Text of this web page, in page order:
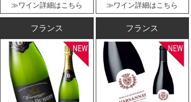
≫ワイン詳細はこちら ≫ワイン詳細はこちら
フランス フランス